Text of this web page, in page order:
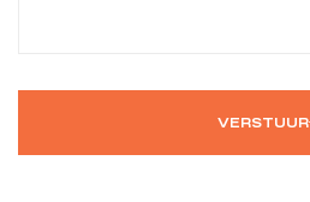
VERSTUUR